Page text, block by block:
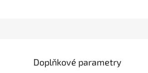
Doplňkové parametry